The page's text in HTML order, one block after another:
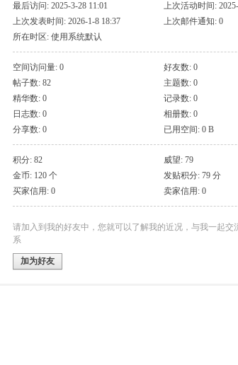
最后访问: 2025-3-28 11:01
上次活动时间:
上次发表时间: 2026-1-8 18:37
上次邮件通知: 0
所在时区: 使用系统默认
空间访问量: 0
好友数: 0
帖子数: 82
主题数: 0
精华数: 0
记录数: 0
日志数: 0
相册数: 0
分享数: 0
已用空间: 0 B
积分: 82
威望: 79
金币: 120 个
发贴积分: 79 分
买家信用: 0
卖家信用: 0
请加入到我的好友中，您就可以了解我的近况，与我一起交
系
加为好友